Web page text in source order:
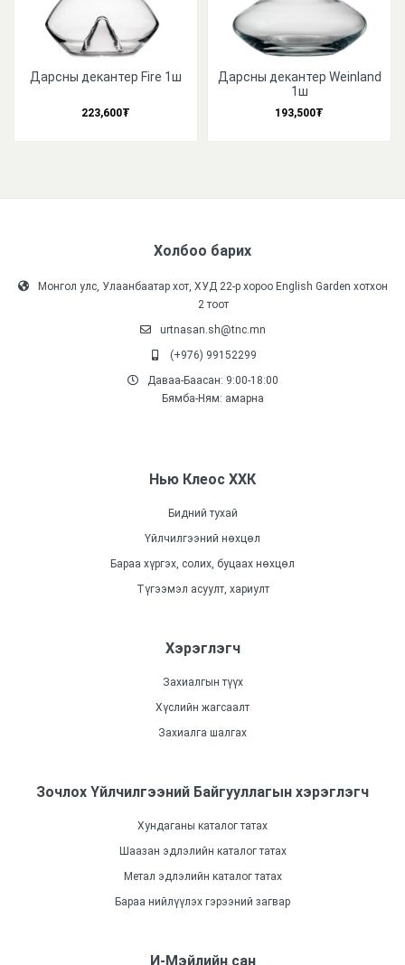
Дарсны декантер Fire 1ш
223,600₮
Дарсны декантер Weinland
1ш
193,500₮
Холбоо барих
Монгол улс, Улаанбаатар хот, ХУД 22-р хороо English Garden хотхон
2 тоот
urtnasan.sh@tnc.mn
(+976) 99152299
Даваа-Баасан: 9:00-18:00
Бямба-Ням: амарна
Нью Клеос ХХК
Бидний тухай
Үйлчилгээний нөхцөл
Бараа хүргэх, солих, буцаах нөхцөл
Түгээмэл асуулт, хариулт
Хэрэглэгч
Захиалгын түүх
Хүслийн жагсаалт
Захиалга шалгах
Зочлох Үйлчилгээний Байгууллагын хэрэглэгч
Хундаганы каталог татах
Шаазан эдлэлийн каталог татах
Метал эдлэлийн каталог татах
Бараа нийлүүлэх гэрээний загвар
И-Мэйлийн сан